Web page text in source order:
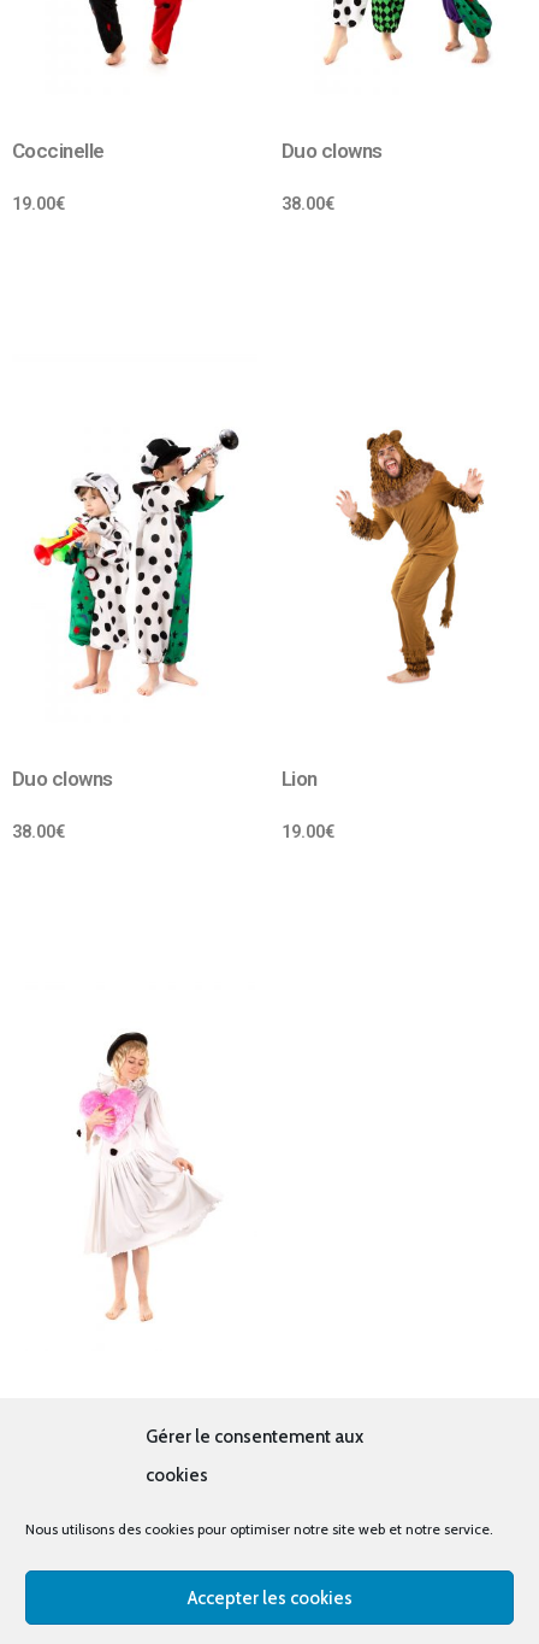
Gérer le consentement aux
cookies
Nous utilisons des cookies pour optimiser notre site web et notre service.
Accepter les cookies
Coccinelle
19.00€
Duo clowns
38.00€
Duo clowns
38.00€
Lion
19.00€
© tous droits réservés - La cabine à costumes x Bout